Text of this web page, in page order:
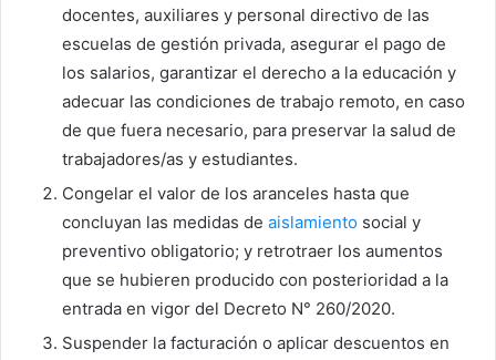
docentes, auxiliares y personal directivo de las
escuelas de gestión privada, asegurar el pago de
los salarios, garantizar el derecho a la educación y
adecuar las condiciones de trabajo remoto, en caso
de que fuera necesario, para preservar la salud de
trabajadores/as y estudiantes.
Congelar el valor de los aranceles hasta que
concluyan las medidas de aislamiento social y
preventivo obligatorio; y retrotraer los aumentos
que se hubieren producido con posterioridad a la
entrada en vigor del Decreto N° 260/2020.
Suspender la facturación o aplicar descuentos en